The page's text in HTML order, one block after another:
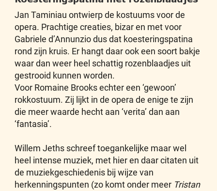
Jan Taminiau ontwierp de kostuums voor de
opera. Prachtige creaties, bizar en met voor
Gabriele d’Annunzio dus dat koesteringspatina
rond zijn kruis. Er hangt daar ook een soort bakje
waar dan weer heel schattig rozenblaadjes uit
gestrooid kunnen worden.
Voor Romaine Brooks echter een ‘gewoon’
rokkostuum. Zij lijkt in de opera de enige te zijn
die meer waarde hecht aan ‘verita’ dan aan
‘fantasia’.
Willem Jeths schreef toegankelijke maar wel
heel intense muziek, met hier en daar citaten uit
de muziekgeschiedenis bij wijze van
herkenningspunten (zo komt onder meer Tristan